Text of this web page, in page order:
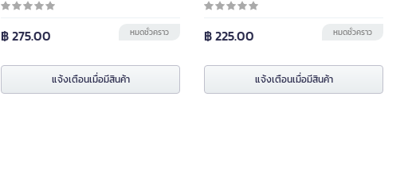
฿ 275.00 หมดชั่วคราว
แจ้งเตือนเมื่อมีสินค้า
฿ 225.00 หมดชั่วคราว
แจ้งเตือนเมื่อมีสินค้า